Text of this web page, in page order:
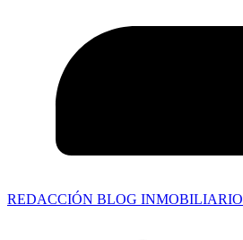
REDACCIÓN BLOG INMOBILIARIO